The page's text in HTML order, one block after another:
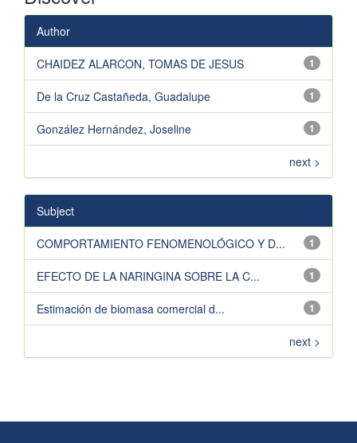
Author
1
CHAIDEZ ALARCON, TOMAS DE JESUS
1
De la Cruz Castañeda, Guadalupe
1
González Hernández, Joseline
next >
Subject
1
COMPORTAMIENTO FENOMENOLÓGICO Y D...
1
EFECTO DE LA NARINGINA SOBRE LA C...
1
Estimación de biomasa comercial d...
next >